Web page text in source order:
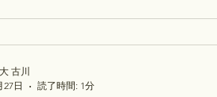
です※ →年間スケジュール 個別授
ト対策コース）の予約方法が変わり
ス：自由研究・レポート作成・史料
古川
27日
読了時間: 1分